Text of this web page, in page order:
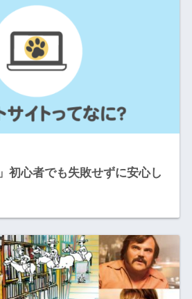
初心者でも失敗せずに安心し